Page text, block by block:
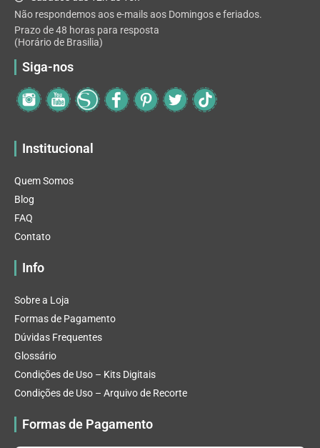
Não respondemos aos e-mails aos Domingos e feriados.
Prazo de 48 horas para resposta
(Horário de Brasilia)
Siga-nos
Institucional
Quem Somos
Blog
FAQ
Contato
Info
Sobre a Loja
Formas de Pagamento
Dúvidas Frequentes
Glossário
Condições de Uso – Kits Digitais
Condições de Uso – Arquivo de Recorte
Formas de Pagamento